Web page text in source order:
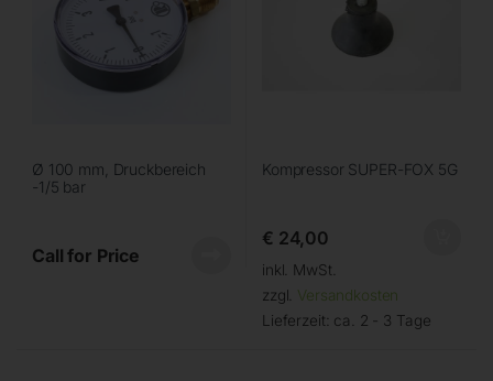
Ø 100 mm, Druckbereich
-1/5 bar
Call for Price
Kompressor SUPER-FOX 5G
€ 24,00
inkl. MwSt.
zzgl. Versandkosten
Lieferzeit: ca. 2 - 3 Tage